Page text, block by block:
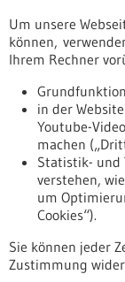
Um unsere
können,
Ihrem Rechner
in der
Youtube-
machen
Statistik- und
verstehen,
um
Cookies“).
Sie können jeder
Zustimmung